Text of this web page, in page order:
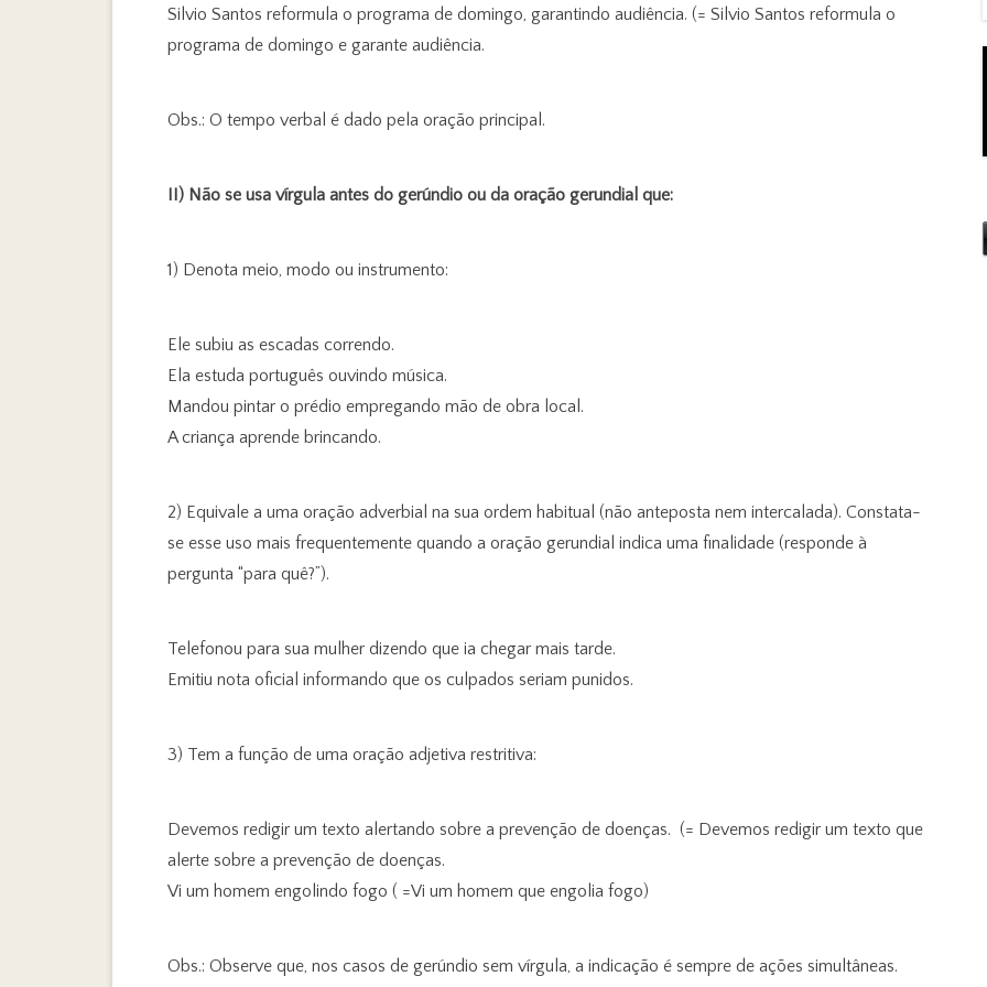
Silvio Santos reformula o programa de domingo, garantindo audiência. (= Silvio Santos reformula o
programa de domingo e garante audiência.
Obs.: O tempo verbal é dado pela oração principal.
II) Não se usa vírgula antes do gerúndio ou da oração gerundial que:
1) Denota meio, modo ou instrumento:
Ele subiu as escadas correndo.
Ela estuda português ouvindo música.
Mandou pintar o prédio empregando mão de obra local.
A criança aprende brincando.
2) Equivale a uma oração adverbial na sua ordem habitual (não anteposta nem intercalada). Constata-
se esse uso mais frequentemente quando a oração gerundial indica uma finalidade (responde à
pergunta “para quê?”).
Telefonou para sua mulher dizendo que ia chegar mais tarde.
Emitiu nota oficial informando que os culpados seriam punidos.
3) Tem a função de uma oração adjetiva restritiva:
Devemos redigir um texto alertando sobre a prevenção de doenças. (= Devemos redigir um texto que
alerte sobre a prevenção de doenças.
Vi um homem engolindo fogo ( =Vi um homem que engolia fogo)
Obs.: Observe que, nos casos de gerúndio sem vírgula, a indicação é sempre de ações simultâneas.